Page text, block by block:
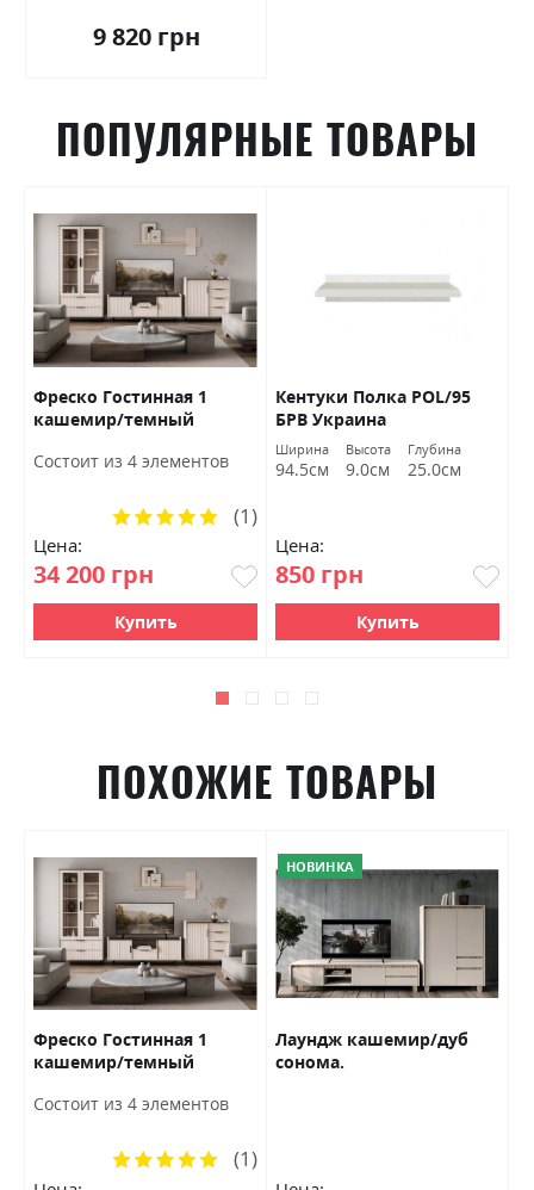
9 820 грн
ПОПУЛЯРНЫЕ ТОВАРЫ
Фреско Гостинная 1
кашемир/темный
Состоит из 4 элементов
Цена:
34 200 грн
Рейтинг:
(1)
Купить
Кентуки Полка POL/95
БРВ Украина
Ширина
94.5см
Высота
9.0см
Глубина
25.0см
Цена:
850 грн
Купить
ПОХОЖИЕ ТОВАРЫ
Фреско Гостинная 1
кашемир/темный
Состоит из 4 элементов
Рейтинг:
(1)
НОВИНКА
Лаундж кашемир/дуб
сонома.